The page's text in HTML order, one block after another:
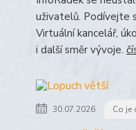
uživatelů. Podívejte
Virtuální kancelář,
i další směr vývoje.
30.07.2026 Co je